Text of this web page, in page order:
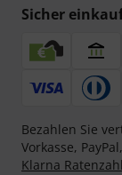
Sicher
Bezahlen Sie
Vorkasse,
Klarna